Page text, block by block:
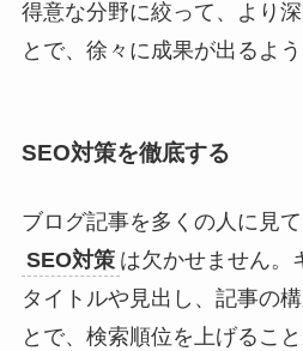
得意な分野に絞って、より
とで、徐々に成果が出るよ
SEO対策を徹底する
ブログ記事を多くの人に見て
SEO対策 は欠かせません。
タイトルや見出し、記事の
とで、検索順位を上げること